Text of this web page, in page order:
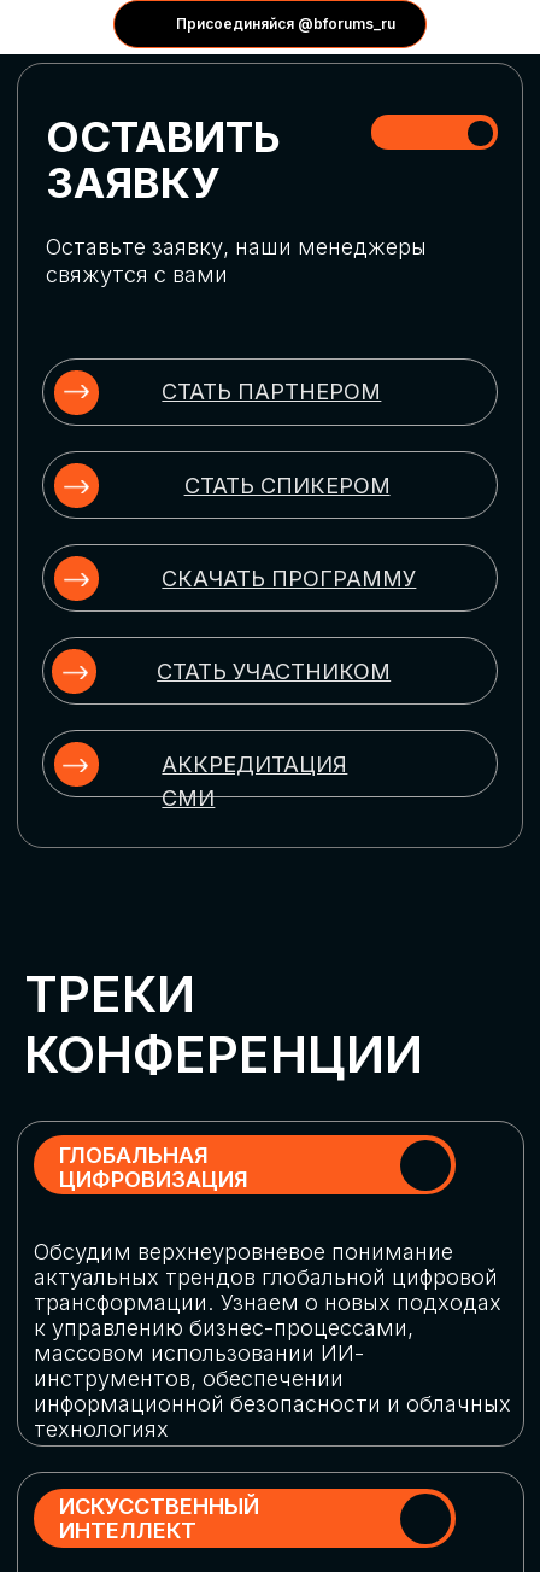
Присоединяйся @bforums_ru
Выясним, как в наши дни уверенно
защищать свой бизнес от киберугроз
ГЛОБАЛЬНАЯ
ЦИФРОВИЗАЦИЯ
актуальных трендов глобальной цифровой
трансформации. Узнаем о новых подходах
массовом использовании ИИ-
инструментов, обеспечении
ИСКУССТВЕННЫЙ
Узнаем как компании адаптируются к
новой ИИ-реальности. Как ИИ-
сотрудники становятся
«полноправными» членами команды, как
ИИ-помощники забирают на себя рутину
и как можно значительно увеличить
производительность без огромных
затрат на нейросети
ЦИФРОВИЗАЦИЯ
МАРКЕТИНГА И ПРОДАЖ
Обменяемся опытом, какие ИИ-решения
в маркетинге и продажах наиболее
рекламными кампаниями показывают
наибольшую эффективность
ЦИФРОВИЗАЦИЯ
УПРАВЛЕНИЯ ПЕРСОНАЛОМ
Рассмотрим управление человеческим
комплексные решения для роста
производительности и кейсы
оптимизации процессов найма,
развития, оценки и удержания
РОБОТИЗАЦИЯ
Узнаем, в каких отраслях ИИ
«материализуется», какие роботы
решают сложные бизнес-задачи, а где
только обсуждают концепции
роботизации и потенциальные бюджеты
на тестирование образцов
ЦИФРОВИЗАЦИЯ
КЛИЕНТСКОГО СЕРВИСА
Разберем кейсы в сфере цифровизации